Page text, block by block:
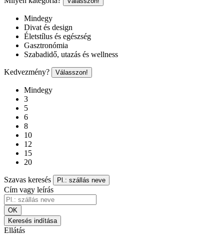
Mindegy
Divat és design
Életstílus és egészség
Gasztronómia
Szabadidő, utazás és wellness
Kedvezmény? Válasszon!
Mindegy
3
5
6
8
10
12
15
20
Szavas keresés Pl.: szállás neve
Cím vagy leírás
OK
Keresés indítása
Ellátás